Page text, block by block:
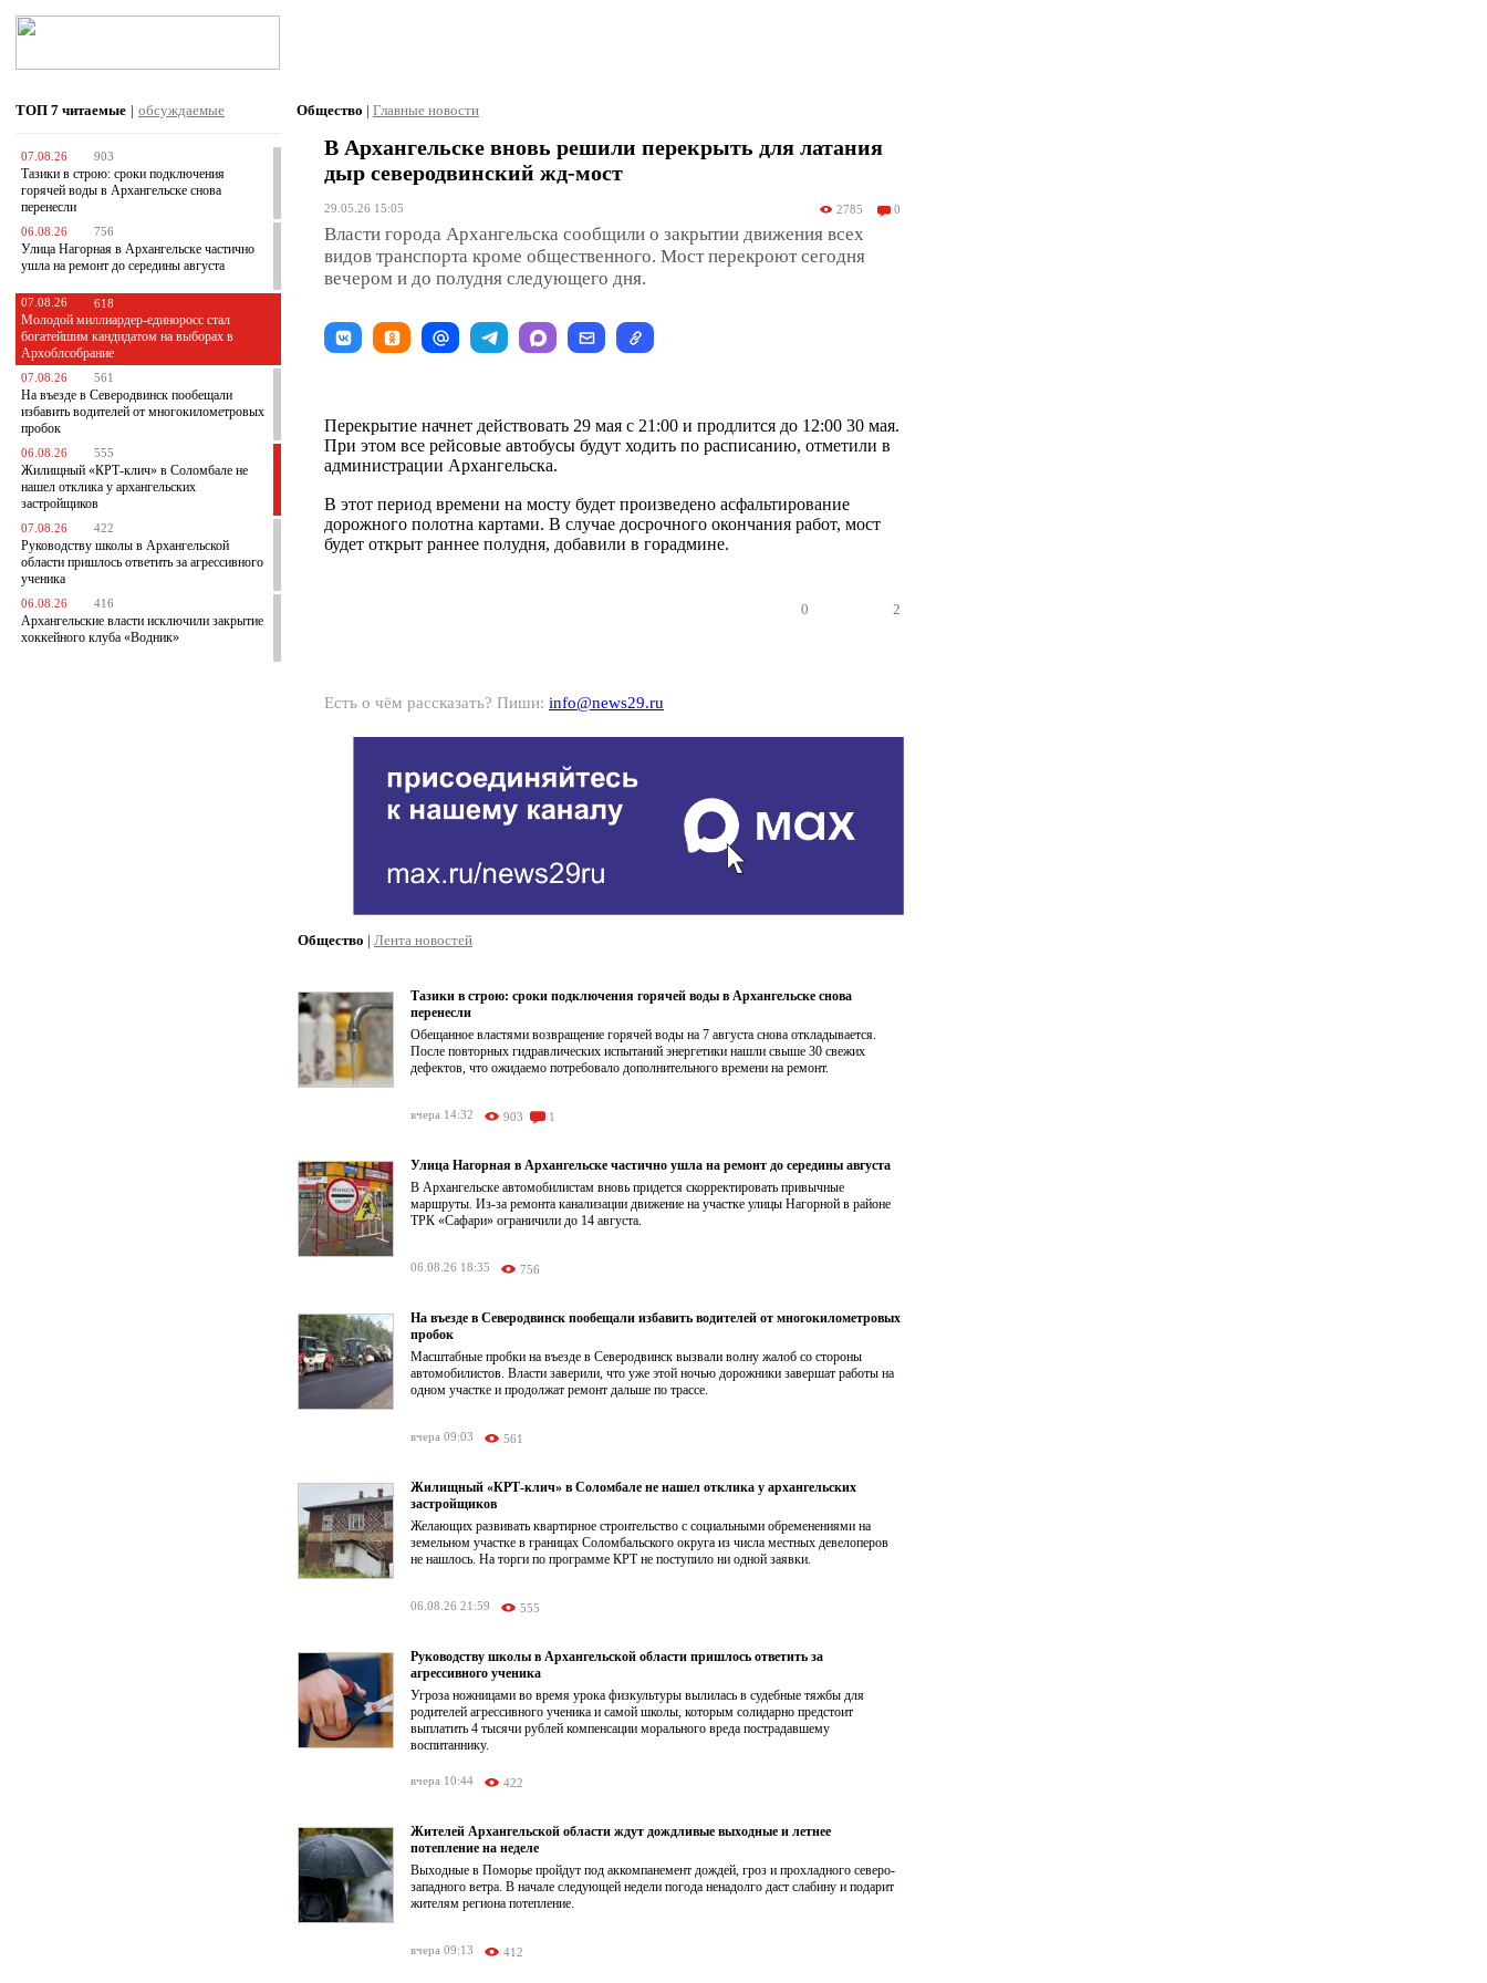
ТОП 7 читаемые | обсуждаемые
07.08.26 903
Тазики в строю: сроки подключения
горячей воды в Архангельске снова
перенесли
06.08.26 756
Улица Нагорная в Архангельске частично
ушла на ремонт до середины августа
07.08.26 618
Молодой миллиардер-единоросс стал
богатейшим кандидатом на выборах в
Архоблсобрание
07.08.26 561
На въезде в Северодвинск пообещали
избавить водителей от многокилометровых
пробок
06.08.26 555
Жилищный «КРТ-клич» в Соломбале не
нашел отклика у архангельских
застройщиков
07.08.26 422
Руководству школы в Архангельской
области пришлось ответить за агрессивного
ученика
06.08.26 416
Архангельские власти исключили закрытие
хоккейного клуба «Водник»
Общество | Главные новости
В Архангельске вновь решили перекрыть для латания
дыр северодвинский жд-мост
29.05.26 15:05 2785 0
Власти города Архангельска сообщили о закрытии движения всех
видов транспорта кроме общественного. Мост перекроют сегодня
вечером и до полудня следующего дня.
Перекрытие начнет действовать 29 мая с 21:00 и продлится до 12:00 30 мая.
При этом все рейсовые автобусы будут ходить по расписанию, отметили в
администрации Архангельска.
В этот период времени на мосту будет произведено асфальтирование
дорожного полотна картами. В случае досрочного окончания работ, мост
будет открыт раннее полудня, добавили в горадмине.
0 2
Есть о чём рассказать? Пиши: info@news29.ru
Общество | Лента новостей
Тазики в строю: сроки подключения горячей воды в Архангельске снова
перенесли
Обещанное властями возвращение горячей воды на 7 августа снова откладывается.
После повторных гидравлических испытаний энергетики нашли свыше 30 свежих
дефектов, что ожидаемо потребовало дополнительного времени на ремонт.
вчера 14:32 903 1
Улица Нагорная в Архангельске частично ушла на ремонт до середины августа
В Архангельске автомобилистам вновь придется скорректировать привычные
маршруты. Из-за ремонта канализации движение на участке улицы Нагорной в районе
ТРК «Сафари» ограничили до 14 августа.
06.08.26 18:35 756
На въезде в Северодвинск пообещали избавить водителей от многокилометровых
пробок
Масштабные пробки на въезде в Северодвинск вызвали волну жалоб со стороны
автомобилистов. Власти заверили, что уже этой ночью дорожники завершат работы на
одном участке и продолжат ремонт дальше по трассе.
вчера 09:03 561
Жилищный «КРТ-клич» в Соломбале не нашел отклика у архангельских
застройщиков
Желающих развивать квартирное строительство с социальными обременениями на
земельном участке в границах Соломбальского округа из числа местных девелоперов
не нашлось. На торги по программе КРТ не поступило ни одной заявки.
06.08.26 21:59 555
Руководству школы в Архангельской области пришлось ответить за
агрессивного ученика
Угроза ножницами во время урока физкультуры вылилась в судебные тяжбы для
родителей агрессивного ученика и самой школы, которым солидарно предстоит
выплатить 4 тысячи рублей компенсации морального вреда пострадавшему
воспитаннику.
вчера 10:44 422
Жителей Архангельской области ждут дождливые выходные и летнее
потепление на неделе
Выходные в Поморье пройдут под аккомпанемент дождей, гроз и прохладного северо-
западного ветра. В начале следующей недели погода ненадолго даст слабину и подарит
жителям региона потепление.
вчера 09:13 412